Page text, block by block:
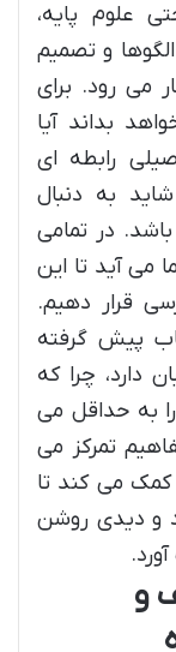
علوم پایه،
و تصمیم
می رود. برای
بداند آیا
رابطه ای
به دنبال
در تمامی
می آید تا این
قرار دهیم.
پیش گرفته
دارد، چرا که
به حداقل می
تمرکز می
می کند تا
و دیدی روشن
و